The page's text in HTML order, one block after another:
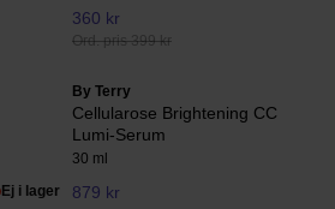
360 kr
Ord. pris 399 kr
Ej i lager
By Terry
Cellularose Brightening CC
Lumi-Serum
30 ml
879 kr